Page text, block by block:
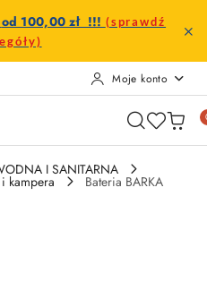
od 100,00 zł !!! (sprawdź
Moje konto
I SANITARNA
kampera Bateria BARKA